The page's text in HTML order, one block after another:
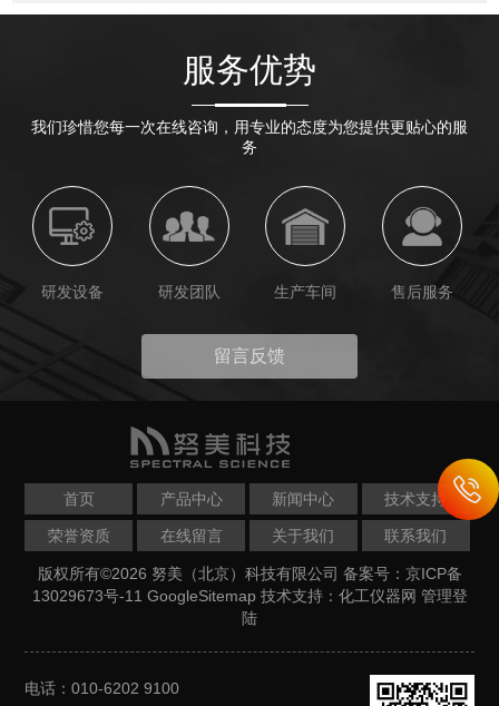
服务优势
我们珍惜您每一次在线咨询，用专业的态度为您提供更贴心的服
务
研发设备 研发团队 生产车间 售后服务
留言反馈
首页 产品中心 新闻中心 技术支持
荣誉资质 在线留言 关于我们 联系我们
版权所有©2026 努美（北京）科技有限公司 备案号：京ICP备
13029673号-11 GoogleSitemap 技术支持： 化工仪器网 管理登
陆
电话：010-6202 9100